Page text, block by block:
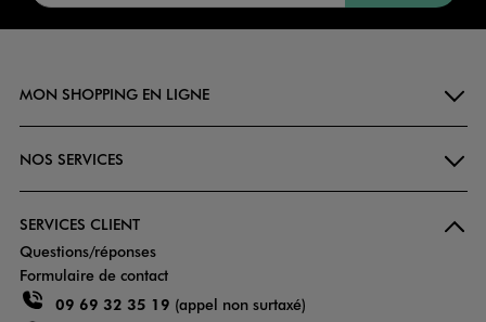
MON SHOPPING EN LIGNE
NOS SERVICES
SERVICES CLIENT
Questions/réponses
Formulaire de contact
09 69 32 35 19 (appel non surtaxé)